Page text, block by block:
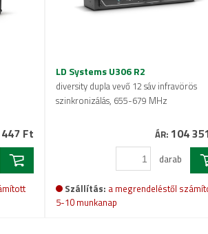
Ft
LD Systems U306 R2
diversity dupla vevő 12 sáv infravörös
szinkronizálás, 655-679 MHz
ÁR: 104
darab
Szállítás: a megrendeléstől
5-10 munkanap